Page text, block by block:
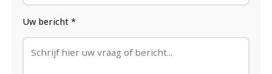
Uw bericht *